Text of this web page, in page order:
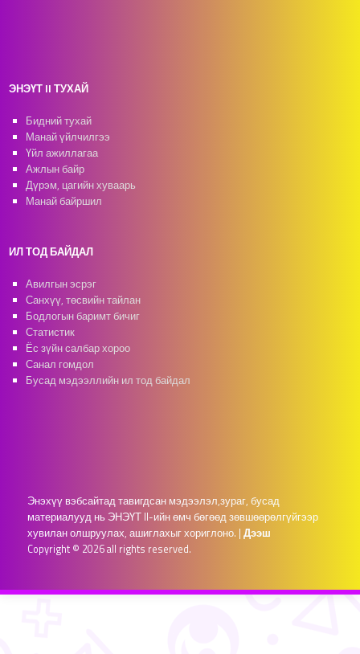
ЭНЭҮТ II ТУХАЙ
Бидний тухай
Манай үйлчилгээ
Үйл ажиллагаа
Ажлын байр
Дүрэм, цагийн хуваарь
Манай байршил
ИЛ ТОД БАЙДАЛ
Авилгын эсрэг
Санхүү, төсвийн тайлан
Бодлогын баримт бичиг
Статистик
Ёс зүйн салбар хороо
Санал гомдол
Бусад мэдээллийн ил тод байдал
Энэхүү вэбсайтад тавигдсан мэдээлэл,зураг, бусад
материалууд нь ЭНЭҮТ II-ийн өмч бөгөөд зөвшөөрөлгүйгээр
хувилан олшруулах, ашиглахыг хориглоно. | Дээш
Copyright © 2026 all rights reserved.